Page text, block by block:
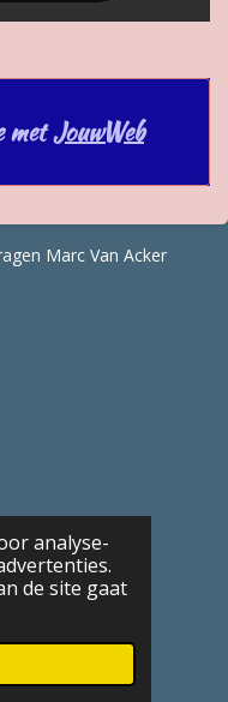
analyse-
de site gaat
met JouwWeb
Marc Van Acker